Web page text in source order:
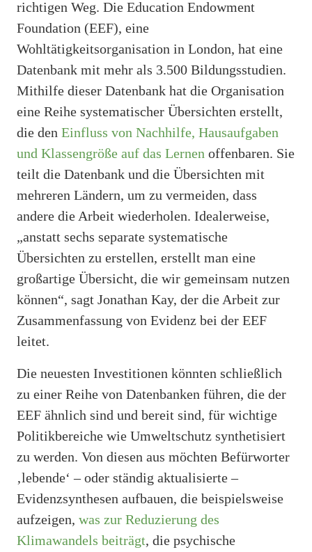
richtigen Weg. Die Education Endowment
Foundation (EEF), eine
Wohltätigkeitsorganisation in London, hat eine
Datenbank mit mehr als 3.500 Bildungsstudien.
Mithilfe dieser Datenbank hat die Organisation
eine Reihe systematischer Übersichten erstellt,
die den Einfluss von Nachhilfe, Hausaufgaben
und Klassengröße auf das Lernen offenbaren. Sie
teilt die Datenbank und die Übersichten mit
mehreren Ländern, um zu vermeiden, dass
andere die Arbeit wiederholen. Idealerweise,
„anstatt sechs separate systematische
Übersichten zu erstellen, erstellt man eine
großartige Übersicht, die wir gemeinsam nutzen
können“, sagt Jonathan Kay, der die Arbeit zur
Zusammenfassung von Evidenz bei der EEF
leitet.
Die neuesten Investitionen könnten schließlich
zu einer Reihe von Datenbanken führen, die der
EEF ähnlich sind und bereit sind, für wichtige
Politikbereiche wie Umweltschutz synthetisiert
zu werden. Von diesen aus möchten Befürworter
‚lebende‘ – oder ständig aktualisierte –
Evidenzsynthesen aufbauen, die beispielsweise
aufzeigen, was zur Reduzierung des
Klimawandels beiträgt, die psychische